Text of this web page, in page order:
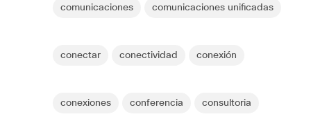
comunicaciones comunicaciones unificadas
conectar conectividad conexión
conexiones conferencia consultoria